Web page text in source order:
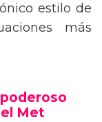
estilo de
más
Met